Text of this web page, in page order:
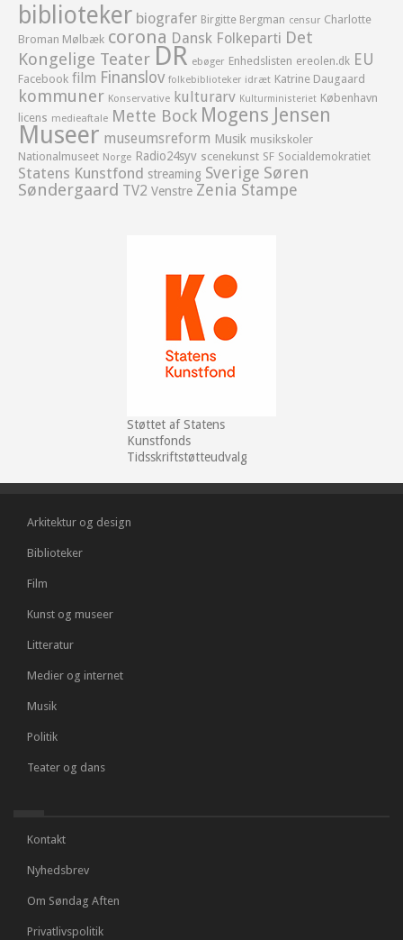
biblioteker biografer Birgitte Bergman censur Charlotte
Broman Mølbæk corona Dansk Folkeparti Det
Kongelige Teater DR ebøger Enhedslisten ereolen.dk EU
Facebook film Finanslov folkebiblioteker idræt Katrine Daugaard
kommuner Konservative kulturarv Kulturministeriet København
licens medieaftale Mette Bock Mogens Jensen
Museer museumsreform Musik musikskoler
Nationalmuseet Norge Radio24syv scenekunst SF Socialdemokratiet
Statens Kunstfond streaming Sverige Søren
Søndergaard TV2 Venstre Zenia Stampe
Støttet af Statens
Kunstfonds
Tidsskriftstøtteudvalg
Arkitektur og design
Biblioteker
Film
Kunst og museer
Litteratur
Medier og internet
Musik
Politik
Teater og dans
Kontakt
Nyhedsbrev
Om Søndag Aften
Privatlivspolitik